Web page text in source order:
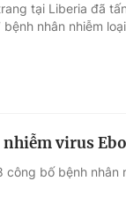
tại Liberia đã
nhân nhiễm
virus
công bố bệnh